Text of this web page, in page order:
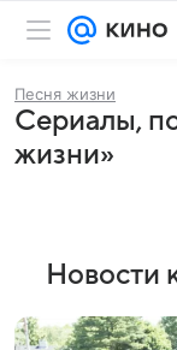
Песня жизни
Сериалы,
жизни»
Новости